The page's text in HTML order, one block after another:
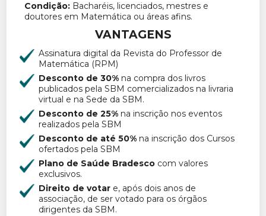
Condição: Bacharéis, licenciados, mestres e
doutores em Matemática ou áreas afins.
VANTAGENS
Assinatura digital da Revista do Professor de
Matemática (RPM)
Desconto de 30% na compra dos livros
publicados pela SBM comercializados na livraria
virtual e na Sede da SBM.
Desconto de 25% na inscrição nos eventos
realizados pela SBM
Desconto de até 50% na inscrição dos Cursos
ofertados pela SBM
Plano de Saúde Bradesco com valores
exclusivos.
Direito de votar e, após dois anos de
associação, de ser votado para os órgãos
dirigentes da SBM.